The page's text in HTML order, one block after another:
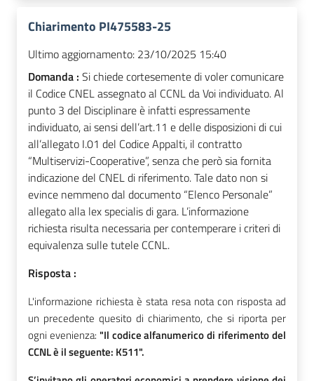
Chiarimento PI475583-25
Ultimo aggiornamento: 23/10/2025 15:40
Domanda : Si chiede cortesemente di voler comunicare
il Codice CNEL assegnato al CCNL da Voi individuato. Al
punto 3 del Disciplinare è infatti espressamente
individuato, ai sensi dell’art.11 e delle disposizioni di cui
all’allegato I.01 del Codice Appalti, il contratto
“Multiservizi-Cooperative”, senza che però sia fornita
indicazione del CNEL di riferimento. Tale dato non si
evince nemmeno dal documento “Elenco Personale”
allegato alla lex specialis di gara. L’informazione
richiesta risulta necessaria per contemperare i criteri di
equivalenza sulle tutele CCNL.
Risposta :
L'informazione richiesta è stata resa nota con risposta ad
un precedente quesito di chiarimento, che si riporta per
ogni evenienza: "Il codice alfanumerico di riferimento del
CCNL è il seguente: K511".